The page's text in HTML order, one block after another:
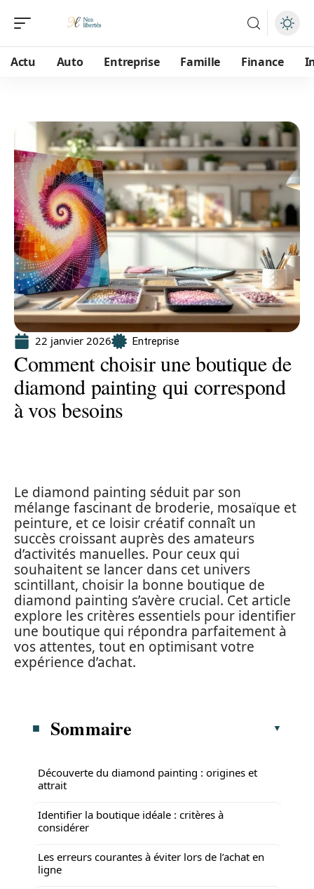
Actu Auto Entreprise Famille Finance
22 janvier 2026 Entreprise
Comment choisir une boutique de
diamond painting qui correspond
à vos besoins
Le diamond painting séduit par son
mélange fascinant de broderie, mosaïque et
peinture, et ce loisir créatif connaît un
succès croissant auprès des amateurs
d’activités manuelles. Pour ceux qui
souhaitent se lancer dans cet univers
scintillant, choisir la bonne boutique de
diamond painting s’avère crucial. Cet article
explore les critères essentiels pour identifier
une boutique qui répondra parfaitement à
vos attentes, tout en optimisant votre
expérience d’achat.
Sommaire
Découverte du diamond painting : origines et
attrait
Identifier la boutique idéale : critères à
considérer
Les erreurs courantes à éviter lors de l’achat en
ligne